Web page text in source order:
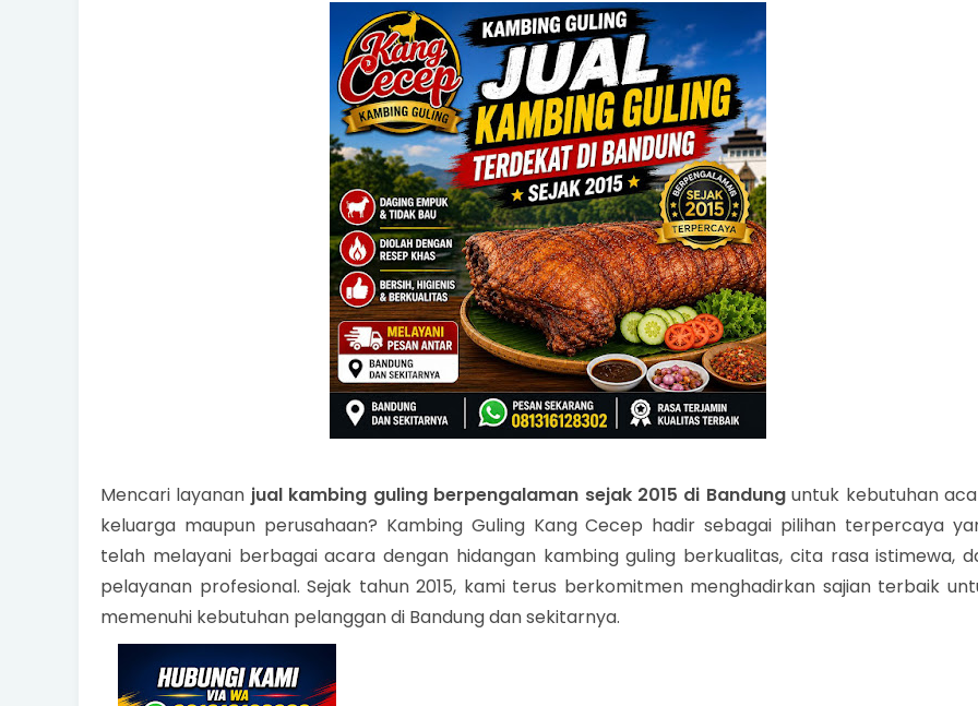
Mencari layanan jual kambing guling berpengalaman sejak 2015 di Bandunguntuk kebutuhan
keluarga maupun perusahaan? Kambing Guling Kang Cecep hadir sebagai pilihan terpercaya
telah melayani berbagai acara dengan hidangan kambing guling berkualitas, cita rasa istimewa,
pelayanan profesional. Sejak tahun 2015, kami terus berkomitmen menghadirkan sajian terbaik
memenuhi kebutuhan pelanggan di Bandung dan sekitarnya.